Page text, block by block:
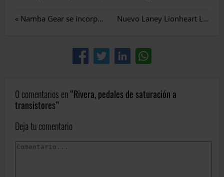
« Namba Gear se incorpora al catálogo de MicroFusa Nuevo Laney Lionheart L50H
0 comentarios en Rivera, pedales de saturación a
transistores
Deja tu comentario